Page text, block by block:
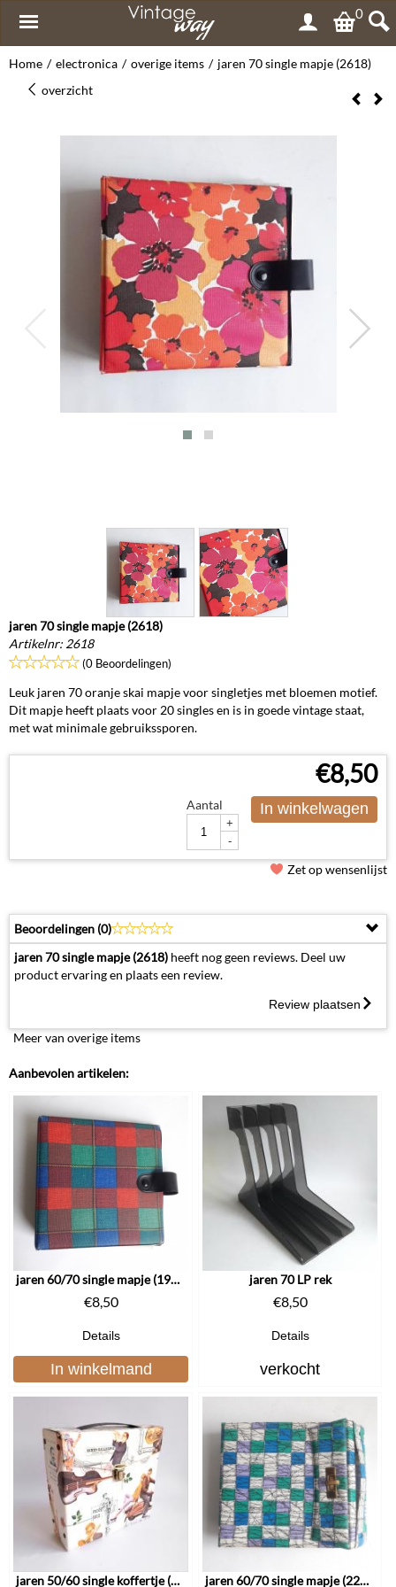
0
Home / electronica / overige items / jaren 70 single mapje (2618)
overzicht
jaren 70 single mapje (2618)
Artikelnr: 2618
(0 Beoordelingen)
Leuk jaren 70 oranje skai mapje voor singletjes met bloemen motief.
Dit mapje heeft plaats voor 20 singles en is in goede vintage staat,
met wat minimale gebruikssporen.
€8,50
Aantal
+
-
In winkelwagen
Zet op wensenlijst
Beoordelingen (0)
jaren 70 single mapje (2618) heeft nog geen reviews. Deel uw
product ervaring en plaats een review.
Review plaatsen
Meer van overige items
Aanbevolen artikelen:
jaren 60/70 single mapje (1915)
€8,50
Details
In winkelmand
jaren 70 LP rek
€8,50
Details
verkocht
jaren 50/60 single koffertje (2983) jaren 60/70 single mapje (2224)